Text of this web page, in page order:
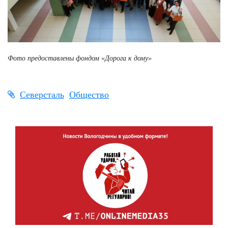
Фото предоставлены фондом «Дорога к дому»
Северсталь Общество